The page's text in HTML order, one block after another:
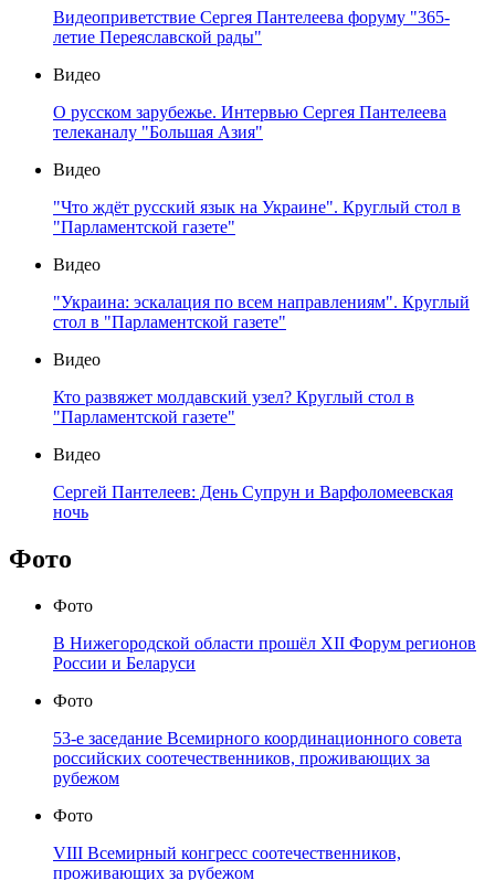
Видеоприветствие Сергея Пантелеева форуму "365-
летие Переяславской рады"
Видео
О русском зарубежье. Интервью Сергея Пантелеева
телеканалу "Большая Азия"
Видео
"Что ждёт русский язык на Украине". Круглый стол в
"Парламентской газете"
Видео
"Украина: эскалация по всем направлениям". Круглый
стол в "Парламентской газете"
Видео
Кто развяжет молдавский узел? Круглый стол в
"Парламентской газете"
Видео
Сергей Пантелеев: День Супрун и Варфоломеевская
ночь
Фото
Фото
В Нижегородской области прошёл XII Форум регионов
России и Беларуси
Фото
53-е заседание Всемирного координационного совета
российских соотечественников, проживающих за
рубежом
Фото
VIII Всемирный конгресс соотечественников,
проживающих за рубежом